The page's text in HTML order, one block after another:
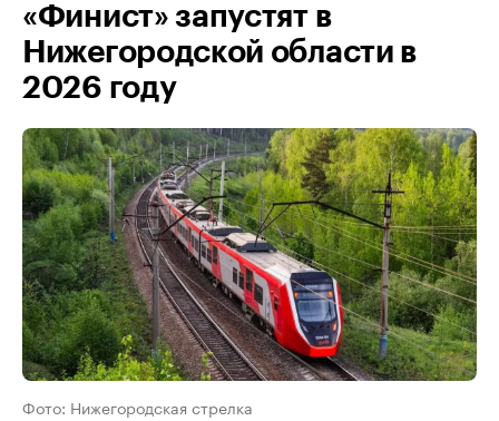
«Финист» запустят в
Нижегородской области в
2026 году
Фото: Нижегородская стрелка